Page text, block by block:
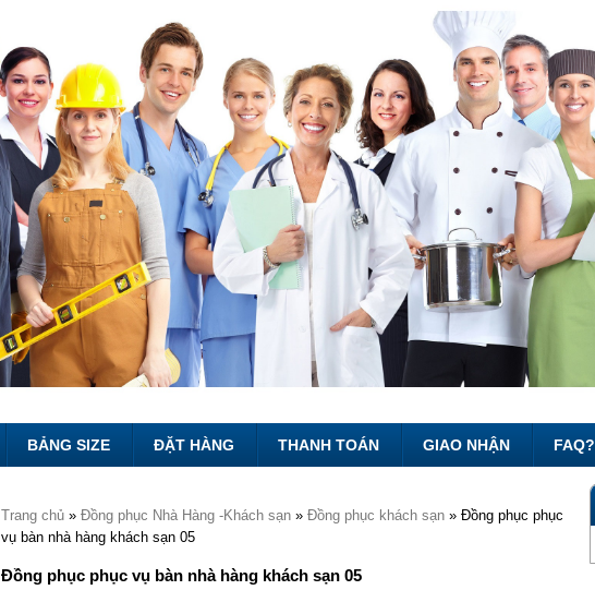
BẢNG SIZE ĐẶT HÀNG THANH TOÁN GIAO NHẬN FAQ?
Trang chủ » Đồng phục Nhà Hàng -Khách sạn » Đồng phục khách sạn » Đồng phục phục
vụ bàn nhà hàng khách sạn 05
Đồng phục phục vụ bàn nhà hàng khách sạn 05